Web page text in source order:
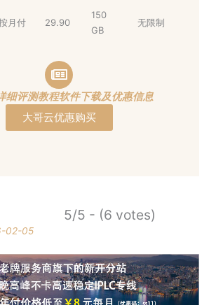
月付 29.90
150
GB
无限制
细评测教程软件下载及优惠信息
大哥云优惠购买
5/5 - (6 votes)
02-05